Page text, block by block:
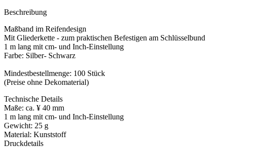
Beschreibung
Maßband im Reifendesign
Mit Gliederkette - zum praktischen Befestigen am Schlüsselbund
1 m lang mit cm- und Inch-Einstellung
Farbe: Silber- Schwarz
Mindestbestellmenge: 100 Stück
(Preise ohne Dekomaterial)
Technische Details
Maße: ca. ¥ 40 mm
1 m lang mit cm- und Inch-Einstellung
Gewicht: 25 g
Material: Kunststoff
Druckdetails